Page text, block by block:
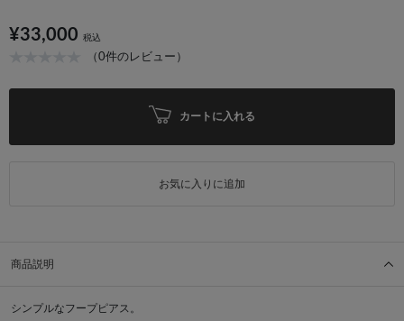
¥33,000 税込
（0件のレビュー）
カートに入れる
お気に入りに追加
商品説明
シンプルなフープピアス。